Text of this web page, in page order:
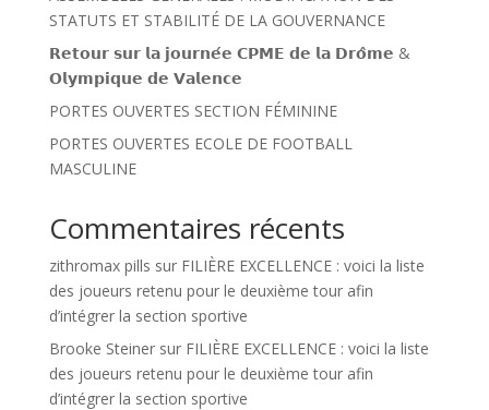
STATUTS ET STABILITÉ DE LA GOUVERNANCE
𝗥𝗲𝘁𝗼𝘂𝗿 𝘀𝘂𝗿 𝗹𝗮 𝗷𝗼𝘂𝗿𝗻𝗲́𝗲 𝗖𝗣𝗠𝗘 𝗱𝗲 𝗹𝗮 𝗗𝗿𝗼̂𝗺𝗲 &
𝗢𝗹𝘆𝗺𝗽𝗶𝗾𝘂𝗲 𝗱𝗲 𝗩𝗮𝗹𝗲𝗻𝗰𝗲
PORTES OUVERTES SECTION FÉMININE
PORTES OUVERTES ECOLE DE FOOTBALL
MASCULINE
Commentaires récents
zithromax pills sur FILIÈRE EXCELLENCE : voici la liste
des joueurs retenu pour le deuxième tour afin
d’intégrer la section sportive
Brooke Steinersur FILIÈRE EXCELLENCE : voici la liste
des joueurs retenu pour le deuxième tour afin
d’intégrer la section sportive